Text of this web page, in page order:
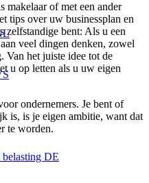
belasting DE
of met een ander
tips over uw businessplan en
bent: Als u een
veel dingen denken, zowel
Van het juiste idee tot de
u op letten als u uw eigen
ondernemers. Je bent of
is, is je eigen ambitie, want dat
te worden.